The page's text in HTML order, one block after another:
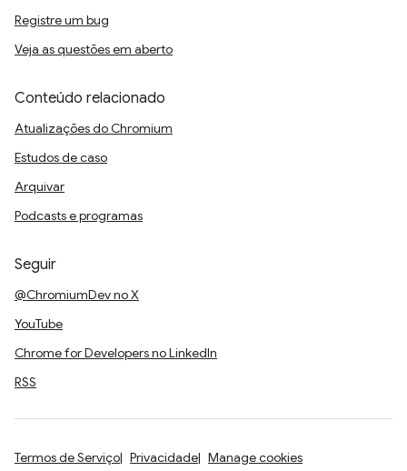
Registre um bug
Veja as questões em aberto
Conteúdo relacionado
Atualizações do Chromium
Estudos de caso
Arquivar
Podcasts e programas
Seguir
@ChromiumDev no X
YouTube
Chrome for Developers no LinkedIn
RSS
Termos de Serviço Privacidade Manage cookies